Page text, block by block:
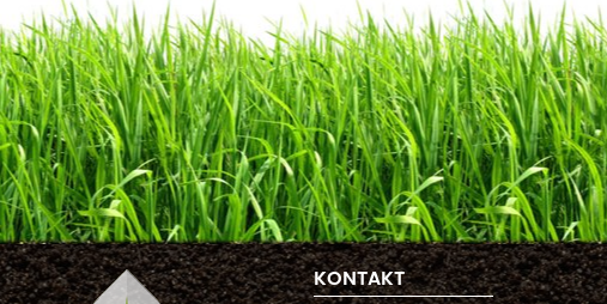
KONTAKT